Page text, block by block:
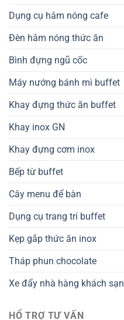
Dụng cụ hâm nóng cafe
Đèn hâm nóng thức ăn
Bình đựng ngũ cốc
Máy nướng bánh mì buffet
Khay đựng thức ăn buffet
Khay inox GN
Khay đựng cơm inox
Bếp từ buffet
Cây menu để bàn
Dụng cụ trang trí buffet
Kẹp gắp thức ăn inox
Tháp phun chocolate
Xe đẩy nhà hàng khách sạn
HỔ TRỢ TƯ VẤN